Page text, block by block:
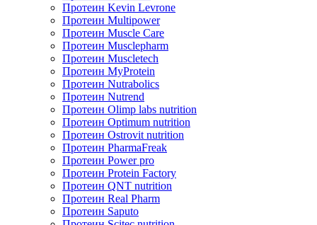
Протеин Kevin Levrone
Протеин Multipower
Протеин Muscle Care
Протеин Musclepharm
Протеин Muscletech
Протеин MyProtein
Протеин Nutrabolics
Протеин Nutrend
Протеин Olimp labs nutrition
Протеин Optimum nutrition
Протеин Ostrovit nutrition
Протеин PharmaFreak
Протеин Power pro
Протеин Protein Factory
Протеин QNT nutrition
Протеин Real Pharm
Протеин Saputo